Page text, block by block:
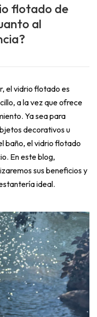
flotado de
al
el vidrio flotado es
a la vez que ofrece
Ya sea para
decorativos u
baño, el vidrio flotado
En este blog,
sus beneficios y
ideal.